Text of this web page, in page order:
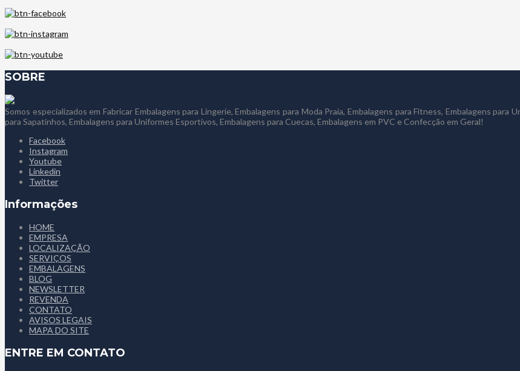
SOBRE
Somos especializados em Fabricar Embalagens para Lingerie, Embalagens para Moda Praia, Embalagens para Fitness, Embalagens para
para Sapatinhos, Embalagens para Uniformes Esportivos, Embalagens para Cuecas, Embalagens em PVC e Confecção em Geral!
Facebook
Instagram
Youtube
Linkedin
Twitter
Informações
HOME
EMPRESA
LOCALIZAÇÃO
SERVIÇOS
EMBALAGENS
BLOG
NEWSLETTER
REVENDA
CONTATO
AVISOS LEGAIS
MAPA DO SITE
ENTRE EM CONTATO